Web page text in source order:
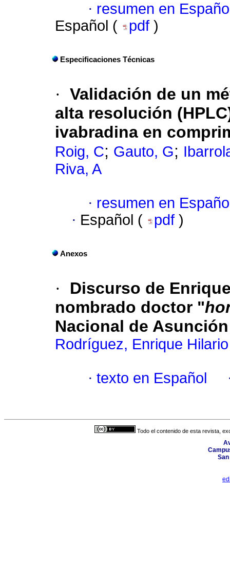
· resumen en
Español (
pdf )
Especificaciones Técnicas
· Validación de un
alta resolución
ivabradina en
Roig, C; Gauto, G;
Riva, A
· resumen en
· Español ( pdf )
Anexos
·
Discurso de
nombrado doctor "
Nacional de Asunción
Rodríguez, Enrique Hilario
· texto en Español
Todo el contenido de esta revista,